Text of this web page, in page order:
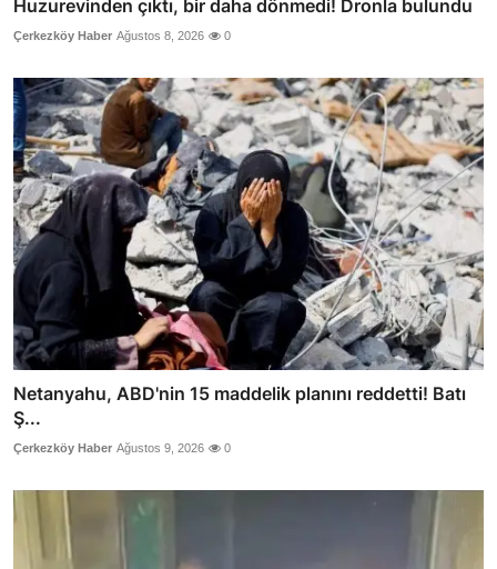
Huzurevinden çıktı, bir daha dönmedi! Dronla bulundu
Çerkezköy Haber Ağustos 8, 2026 0
Netanyahu, ABD'nin 15 maddelik planını reddetti! Batı
Ş...
Çerkezköy Haber Ağustos 9, 2026 0